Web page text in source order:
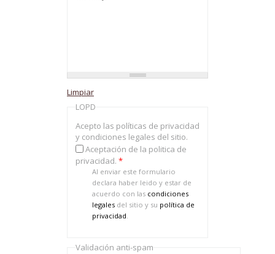
LOPD
Acepto las políticas de privacidad
y condiciones legales del sitio.
Aceptación de la politica de
privacidad. *
Al enviar este formulario
declara haber leido y estar de
acuerdo con las condiciones
legalesdel sitio y su política de
privacidad
Validación anti-spam